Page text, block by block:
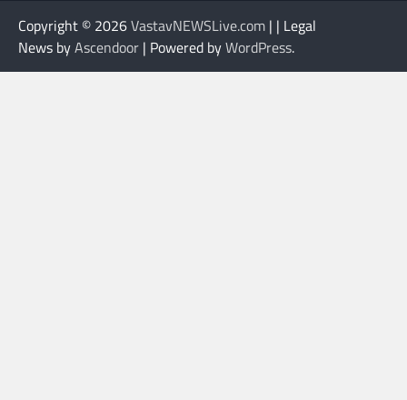
Copyright © 2026VastavNEWSLive.com | | Legal
News byAscendoor | Powered byWordPress.